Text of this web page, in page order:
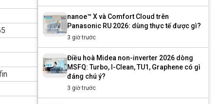
nanoe™ X và Comfort Cloud trên
Panasonic RU 2026: dùng thực tế được gì?
3 giờ trước
Điều hoà Midea non-inverter 2026 dòng
MSFQ: Turbo, I-Clean, TU1, Graphene có gì
đáng chú ý?
3 giờ trước